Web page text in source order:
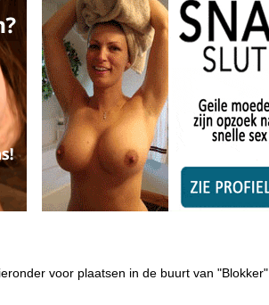
voor plaatsen in de buurt van "Blokker".